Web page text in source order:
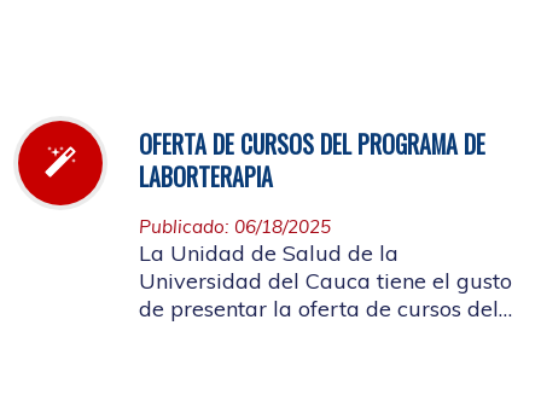
OFERTA DE CURSOS DEL PROGRAMA DE
LABORTERAPIA
Publicado: 06/18/2025
La Unidad de Salud de la
Universidad del Cauca tiene el gusto
de presentar la oferta de cursos del